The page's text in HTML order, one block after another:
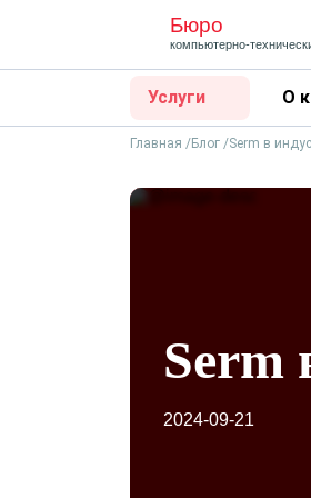
Бюро
компьютерно-
Услуги
О
Главная Блог Serm в
Serm
2024-09-21